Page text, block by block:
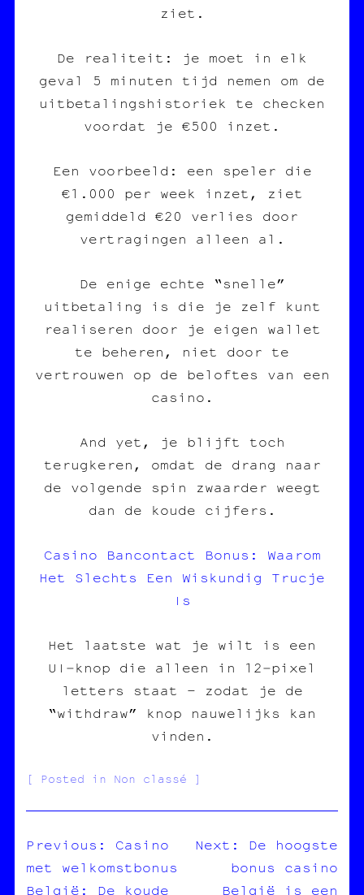
ziet.
De realiteit: je moet in elk
geval 5 minuten tijd nemen om de
uitbetalingshistoriek te checken
voordat je €500 inzet.
Een voorbeeld: een speler die
€1.000 per week inzet, ziet
gemiddeld €20 verlies door
vertragingen alleen al.
De enige echte “snelle”
uitbetaling is die je zelf kunt
realiseren door je eigen wallet
te beheren, niet door te
vertrouwen op de beloftes van een
casino.
And yet, je blijft toch
terugkeren, omdat de drang naar
de volgende spin zwaarder weegt
dan de koude cijfers.
Casino Bancontact Bonus: Waarom
Het Slechts Een Wiskundig Trucje
Is
Het laatste wat je wilt is een
UI‑knop die alleen in 12‑pixel
letters staat – zodat je de
“withdraw” knop nauwelijks kan
vinden.
Posted in Non classé
NAVIGATION
Previous:
Casino
met welkomstbonus
België: De koude
Next:
De hoogste
bonus casino
België is een